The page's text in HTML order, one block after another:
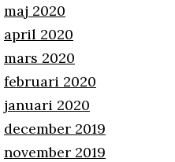
maj 2020
april 2020
mars 2020
februari 2020
januari 2020
december 2019
november 2019